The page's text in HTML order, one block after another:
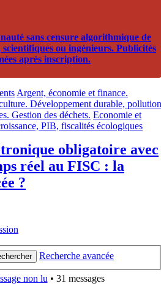
sans censure algorithmique de
scientifiques ou ingénieurs. Publicités
après inscription.
Argent, économie et finance.
Développement durable, pollution
Gestion des déchets. Economie et
PIB, fiscalités écologiques
obligatoire avec
réel au FISC : la
?
Recherche avancée
non lu • 31 messages